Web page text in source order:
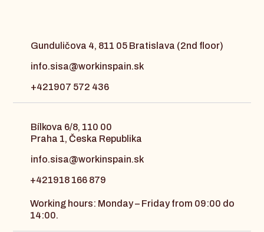
Gunduličova 4, 811 05 Bratislava (2nd floor)
info.sisa@workinspain.sk
+421907 572 436
Bílkova 6/8, 110 00
Praha 1, Česka Republika
info.sisa@workinspain.sk
+421918 166 879
Working hours: Monday – Friday from 09:00 do
14:00.